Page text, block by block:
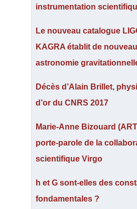
instrumentation
Le nouveau catalogue
KAGRA établit de
astronomie
Décès d’Alain Brillet,
d’or du CNRS 2017
Marie-Anne Bizouard
porte-parole de la
scientifique Virgo
h et G sont-elles des
fondamentales ?